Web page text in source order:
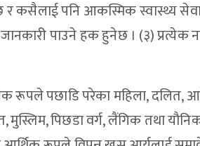
र कसैलाई पनि आकस्मिक स्वास्थ्य
पाउने हक हुनेछ । (३) प्रत्येक
रूपले पछाडि परेका महिला, दलित,
पिछडा वर्ग, लैंगिक तथा